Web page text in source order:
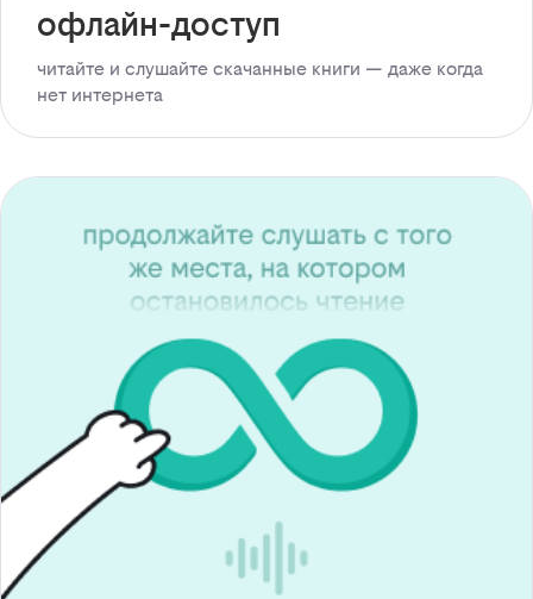
офлайн-доступ
читайте и слушайте скачанные книги — даже когда
нет интернета